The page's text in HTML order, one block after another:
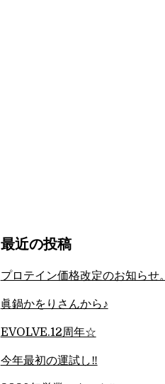
最近の投稿
プロテイン価格改定のお知らせ。
眞鍋かをりさんから♪
EVOLVE.12周年☆
今年最初の運試し‼︎